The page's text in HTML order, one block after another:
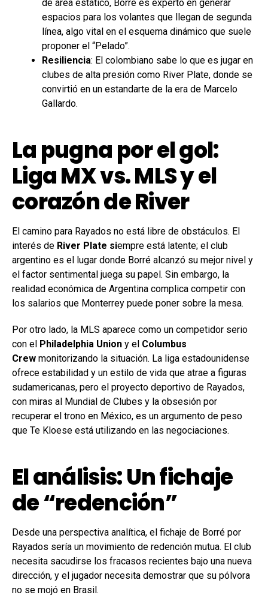
de área estático, Borré es experto en generar
espacios para los volantes que llegan de segunda
línea, algo vital en el esquema dinámico que suele
proponer el “Pelado”.
Resiliencia: El colombiano sabe lo que es jugar en
clubes de alta presión como River Plate, donde se
convirtió en un estandarte de la era de Marcelo
Gallardo.
La pugna por el gol:
Liga MX vs. MLS y el
corazón de River
El camino para Rayados no está libre de obstáculos. El
interés de River Plate siempre está latente; el club
argentino es el lugar donde Borré alcanzó su mejor nivel y
el factor sentimental juega su papel. Sin embargo, la
realidad económica de Argentina complica competir con
los salarios que Monterrey puede poner sobre la mesa.
Por otro lado, la MLS aparece como un competidor serio
con el Philadelphia Union y el Columbus
Crew monitorizando la situación. La liga estadounidense
ofrece estabilidad y un estilo de vida que atrae a figuras
sudamericanas, pero el proyecto deportivo de Rayados,
con miras al Mundial de Clubes y la obsesión por
recuperar el trono en México, es un argumento de peso
que Te Kloese está utilizando en las negociaciones.
El análisis: Un fichaje
de “redención”
Desde una perspectiva analítica, el fichaje de Borré por
Rayados sería un movimiento de redención mutua. El club
necesita sacudirse los fracasos recientes bajo una nueva
dirección, y el jugador necesita demostrar que su pólvora
no se mojó en Brasil.